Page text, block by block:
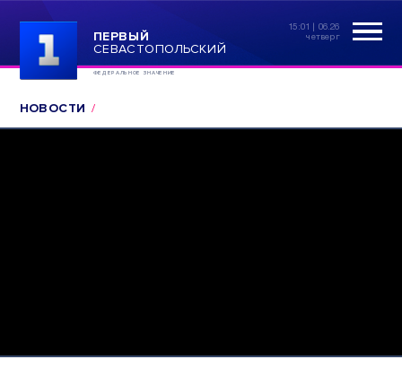
ПЕРВЫЙ
СЕВАСТОПОЛЬСКИЙ
ФЕДЕРАЛЬНОЕ ЗНАЧЕНИЕ
15:01 | 06.26
четверг
НОВОСТИ